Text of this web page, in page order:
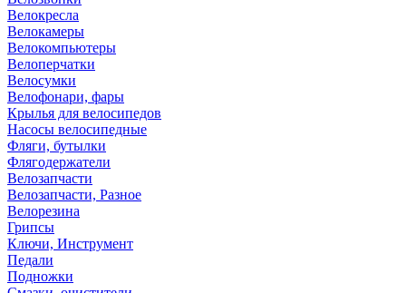
Велокресла
Велокамеры
Велокомпьютеры
Велоперчатки
Велосумки
Велофонари, фары
Крылья для велосипедов
Насосы велосипедные
Фляги, бутылки
Флягодержатели
Велозапчасти
Велозапчасти, Разное
Велорезина
Грипсы
Ключи, Инструмент
Педали
Подножки